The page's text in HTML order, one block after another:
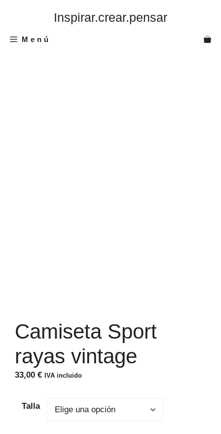
Inspirar.crear.pensar
Menú
Camiseta Sport
rayas vintage
33,00 € IVA incluido
Talla